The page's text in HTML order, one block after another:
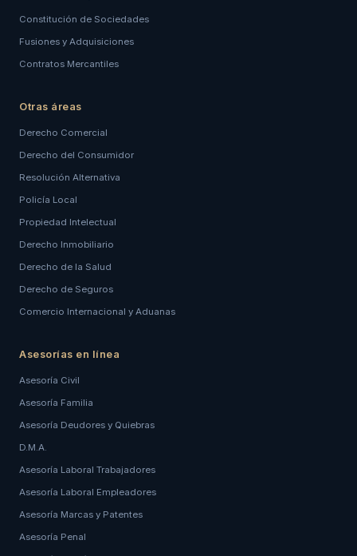
Constitución de Sociedades
Fusiones y Adquisiciones
Contratos Mercantiles
Otras áreas
Derecho Comercial
Derecho del Consumidor
Resolución Alternativa
Policía Local
Propiedad Intelectual
Derecho Inmobiliario
Derecho de la Salud
Derecho de Seguros
Comercio Internacional y Aduanas
Asesorías en línea
Asesoría Civil
Asesoría Familia
Asesoría Deudores y Quiebras
D.M.A.
Asesoría Laboral Trabajadores
Asesoría Laboral Empleadores
Asesoría Marcas y Patentes
Asesoría Penal